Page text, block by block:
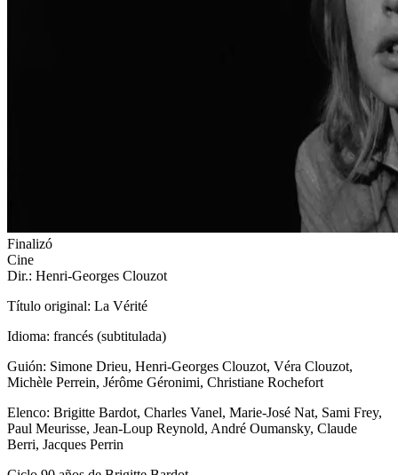
Finalizó
Cine
Dir.: Henri-Georges Clouzot
Título original: La Vérité
Idioma: francés (subtitulada)
Guión: Simone Drieu, Henri-Georges Clouzot, Véra Clouzot,
Michèle Perrein, Jérôme Géronimi, Christiane Rochefort
Elenco: Brigitte Bardot, Charles Vanel, Marie-José Nat, Sami Frey,
Paul Meurisse, Jean-Loup Reynold, André Oumansky, Claude
Berri, Jacques Perrin